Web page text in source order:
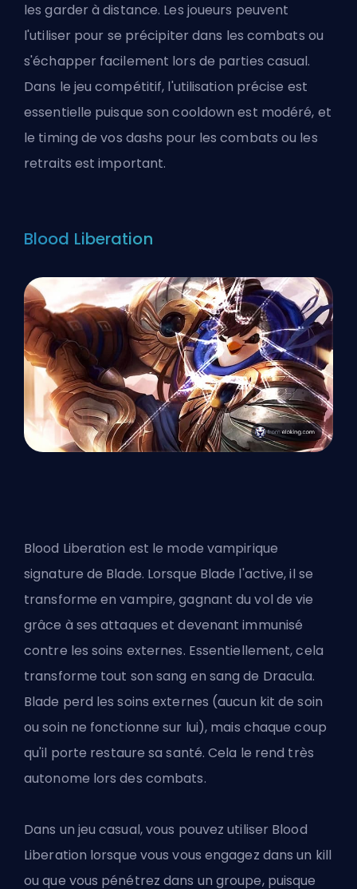
les garder à distance. Les joueurs peuvent
l'utiliser pour se précipiter dans les combats ou
s'échapper facilement lors de parties casual.
Dans le jeu compétitif, l'utilisation précise est
essentielle puisque son cooldown est modéré, et
le timing de vos dashs pour les combats ou les
retraits est important.
Blood Liberation
Blood Liberation est le mode vampirique
signature de Blade. Lorsque Blade l'active, il se
transforme en vampire, gagnant du vol de vie
grâce à ses attaques et devenant immunisé
contre les soins externes. Essentiellement, cela
transforme tout son sang en sang de Dracula.
Blade perd les soins externes (aucun kit de soin
ou soin ne fonctionne sur lui), mais chaque coup
qu'il porte restaure sa santé. Cela le rend très
autonome lors des combats.
Dans un jeu casual, vous pouvez utiliser Blood
Liberation lorsque vous vous engagez dans un kill
ou que vous pénétrez dans un groupe, puisque